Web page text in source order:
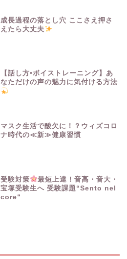
成長過程の落とし穴 ここさえ押さ
えたら大丈夫
【話し方•ボイストレーニング】あ
なただけの声の魅力に気付ける方法
マスク生活で酸欠に！？ウィズコロ
ナ時代の≪新≫健康習慣
受験対策
最短上達！音高・音大・
宝塚受験生へ 受験課題“Sento nel
core“